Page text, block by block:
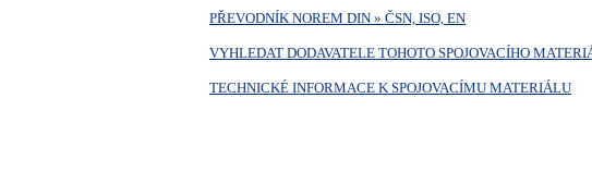
PŘEVODNÍK NOREM DIN » ČSN, ISO, EN
VYHLEDAT DODAVATELE TOHOTO SPOJOVACÍHO
TECHNICKÉ INFORMACE K SPOJOVACÍMU MATERIÁLU